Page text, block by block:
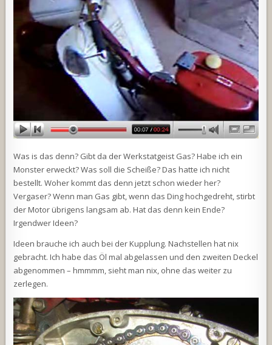
Was is das denn? Gibt da der Werkstatgeist Gas? Habe ich ein
Monster erweckt? Was soll die Scheiße? Das hatte ich nicht
bestellt. Woher kommt das denn jetzt schon wieder her?
Vergaser? Wenn man Gas gibt, wenn das Ding hochgedreht, stirbt
der Motor übrigens langsam ab. Hat das denn kein Ende?
Irgendwer Ideen?
Ideen brauche ich auch bei der Kupplung. Nachstellen hat nix
gebracht. Ich habe das Öl mal abgelassen und den zweiten Deckel
abgenommen – hmmmm, sieht man nix, ohne das weiter zu
zerlegen.